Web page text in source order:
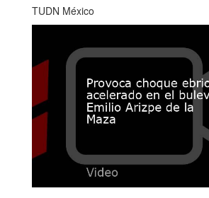
TUDN México